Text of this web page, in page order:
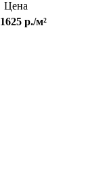
Цена
1625 р./м²